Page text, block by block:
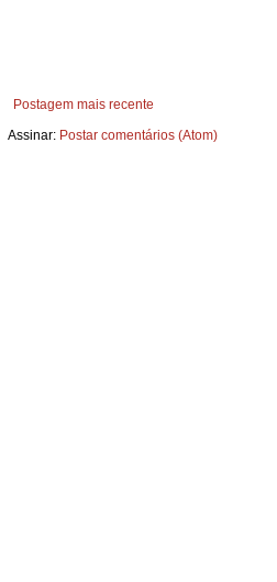
Postagem mais recente
Assinar: Postar comentários (Atom)